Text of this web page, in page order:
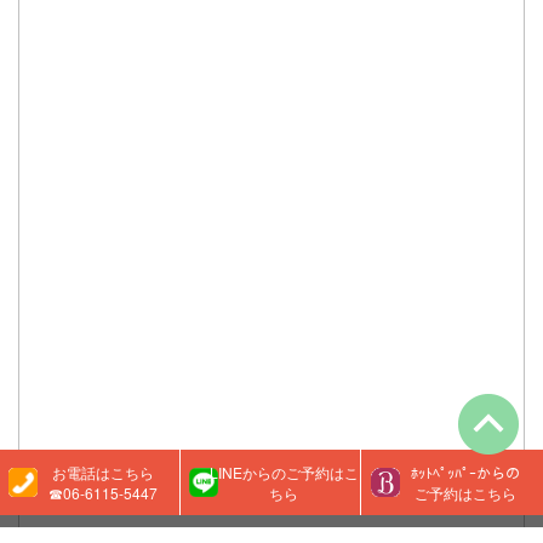
お電話はこちら
☎06-6115-5447
LINEからのご予約はこ
ちら
ﾎｯﾄﾍﾟｯﾊﾟｰからの
ご予約はこちら